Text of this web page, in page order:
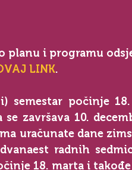
planu i programu
LINK.
semestar počinje
se završava 10.
uračunate dane
radnih
18. marta i